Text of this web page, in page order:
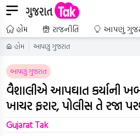
હોમ રાજનીતિ આપણું
હોમ આપણું ગુજરાત
આપણું ગુજરાત
વૈશાલીએ આપઘાત કર્યાની
ખાચર ફરાર, પોલીસ તે રજા
Gujarat Tak